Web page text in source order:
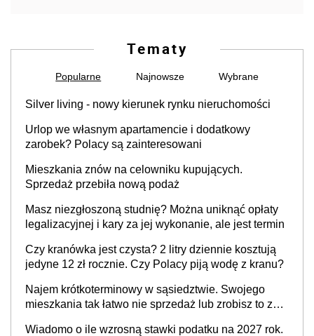
Tematy
Popularne Najnowsze Wybrane
Silver living - nowy kierunek rynku nieruchomości
Urlop we własnym apartamencie i dodatkowy
zarobek? Polacy są zainteresowani
Mieszkania znów na celowniku kupujących.
Sprzedaż przebiła nową podaż
Masz niezgłoszoną studnię? Można uniknąć opłaty
legalizacyjnej i kary za jej wykonanie, ale jest termin
Czy kranówka jest czysta? 2 litry dziennie kosztują
jedyne 12 zł rocznie. Czy Polacy piją wodę z kranu?
Najem krótkoterminowy w sąsiedztwie. Swojego
mieszkania tak łatwo nie sprzedaż lub zrobisz to ze
Wiadomo o ile wzrosną stawki podatku na 2027 rok.